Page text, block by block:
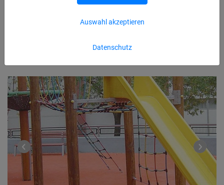
Datenschutz
Auswahl akzeptieren